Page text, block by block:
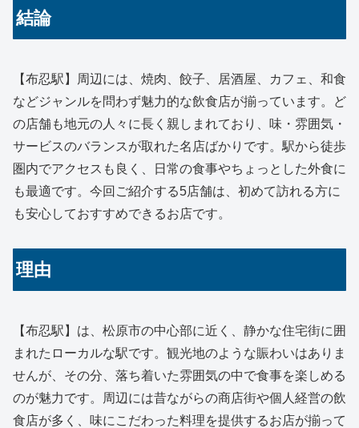
結論
【布忍駅】周辺には、焼肉、餃子、居酒屋、カフェ、和食
などジャンルを問わず魅力的な飲食店が揃っています。ど
の店舗も地元の人々に長く親しまれており、味・雰囲気・
サービスのバランスが取れた名店ばかりです。駅から徒歩
圏内でアクセスも良く、日常の食事やちょっとした外食に
も最適です。今回ご紹介する5店舗は、初めて訪れる方に
も安心しておすすめできるお店です。
理由
【布忍駅】は、松原市の中心部に近く、静かな住宅街に囲
まれたローカルな駅です。観光地のような賑わいはありま
せんが、その分、落ち着いた雰囲気の中で食事を楽しめる
のが魅力です。周辺には昔ながらの商店街や個人経営の飲
食店が多く、味にこだわった料理を提供するお店が揃って